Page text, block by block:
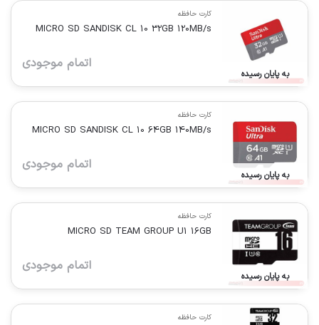
به پایان رسیده
کارت حافظه
MICRO SD SANDISK CL 10 32GB 120MB/s
اتمام موجودی
به پایان رسیده
کارت حافظه
MICRO SD SANDISK CL 10 64GB 140MB/s
اتمام موجودی
به پایان رسیده
کارت حافظه
MICRO SD TEAM GROUP U1 16GB
اتمام موجودی
کارت حافظه